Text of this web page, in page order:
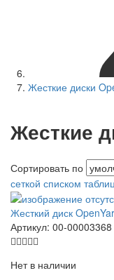
Жесткие диски
Жесткие
Сортировать по
сеткой списком
Жесткий диск
Артикул: 00-00003368
Нет в наличии